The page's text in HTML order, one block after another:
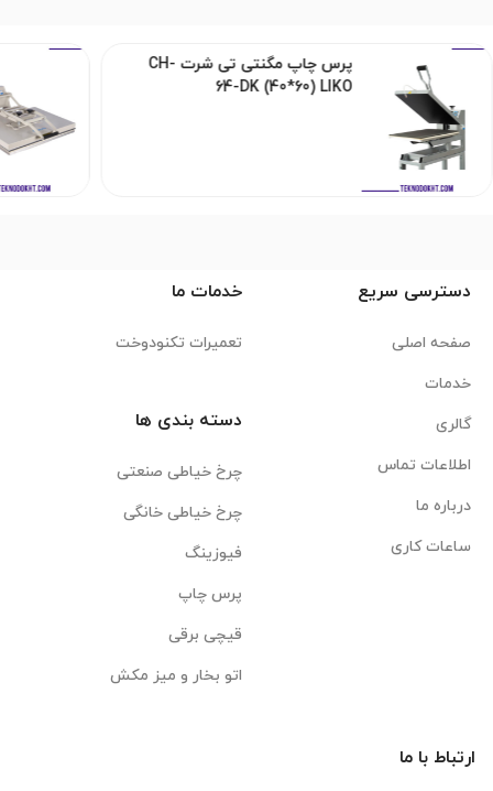
پرس چاپ مگنتی تی شرت CH-
64-DK (40*60) LIKO
دسترسی سریع
صفحه اصلی
خدمات
گالری
اطلاعات تماس
درباره ما
ساعات کاری
خدمات ما
تعمیرات تکنودوخت
دسته بندی ها
چرخ خیاطی صنعتی
چرخ خیاطی خانگی
فیوزینگ
پرس چاپ
قیچی برقی
اتو بخار و میز مکش
ارتباط با ما